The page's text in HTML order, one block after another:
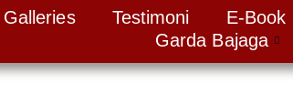
Galleries Testimoni
E-Book
Garda Bajaga